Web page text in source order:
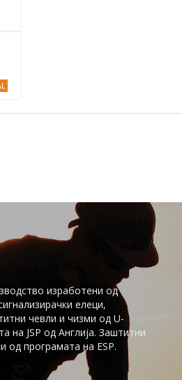
изработени од
елеци,
чевли и чизми од U-
на JSP од Англија. Заштитни
од програмата на ESP.